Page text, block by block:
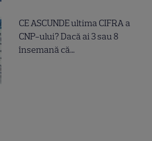
CE ASCUNDE ultima CIFRA a
CNP-ului? Dacă ai 3 sau 8
însemană că...